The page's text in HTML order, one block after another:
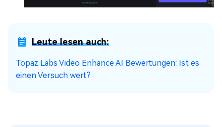
Leute lesen auch:
Topaz Labs Video Enhance AI Bewertungen: Ist es
einen Versuch wert?